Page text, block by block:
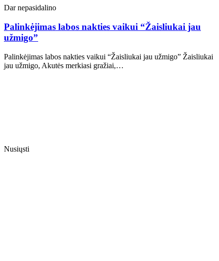
Dar nepasidalino
Palinkėjimas labos nakties vaikui “Žaisliukai jau
užmigo”
Palinkėjimas labos nakties vaikui “Žaisliukai jau užmigo” Žaisliukai
jau užmigo, Akutės merkiasi gražiai,…
Nusiųsti